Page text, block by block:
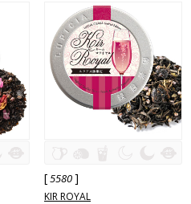
[5580]
KIR ROYAL